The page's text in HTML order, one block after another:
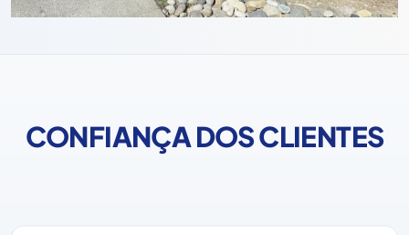
CONFIANÇA DOS CLIENTES